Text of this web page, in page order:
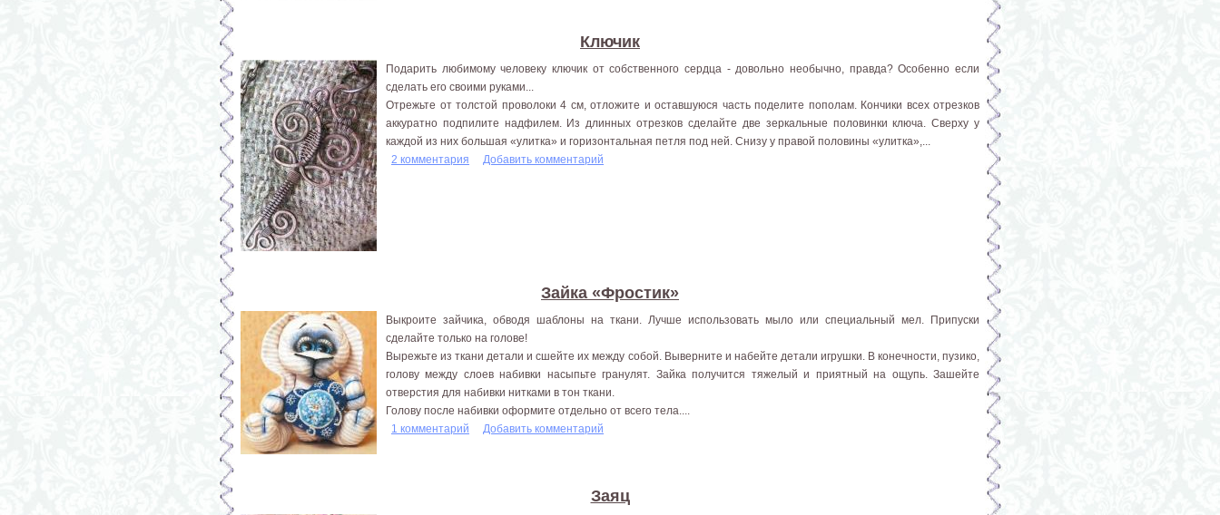
Ключик
Подарить любимому человеку ключик от собственного сердца - довольно необычно, правда? Особенно если
сделать его своими руками...
Отрежьте от толстой проволоки 4 см, отложите и оставшуюся часть поделите пополам. Кончики всех отрезков
аккуратно подпилите надфилем. Из длинных отрезков сделайте две зеркальные половинки ключа. Сверху у
каждой из них большая «улитка» и горизонтальная петля под ней. Снизу у правой половины «улитка»,...
2 комментария
Добавить комментарий
Зайка «Фростик»
Выкроите зайчика, обводя шаблоны на ткани. Лучше использовать мыло или специальный мел. Припуски
сделайте только на голове!
Вырежьте из ткани детали и сшейте их между собой. Выверните и набейте детали игрушки. В конечности, пузико,
голову между слоев набивки насыпьте гранулят. Зайка получится тяжелый и приятный на ощупь. Зашейте
отверстия для набивки нитками в тон ткани.
Голову после набивки оформите отдельно от всего тела....
1 комментарий
Добавить комментарий
Заяц